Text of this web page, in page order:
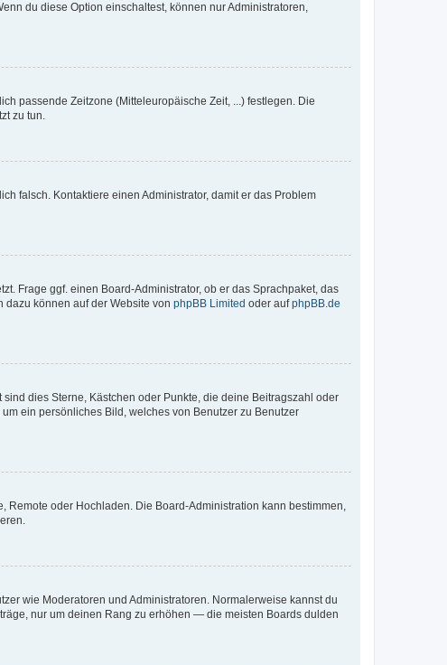
du diese Option einschaltest, können nur Administratoren,
passende Zeitzone (Mitteleuropäische Zeit, ...) festlegen. Die
zu tun.
falsch. Kontaktiere einen Administrator, damit er das Problem
Frage ggf. einen Board-Administrator, ob er das Sprachpaket, das
dazu können auf der Website von phpBB Limited oder aufphpBB.de
dies Sterne, Kästchen oder Punkte, die deine Beitragszahl oder
ein persönliches Bild, welches von Benutzer zu Benutzer
oder Hochladen. Die Board-Administration kann bestimmen,
wie Moderatoren und Administratoren. Normalerweise kannst du
nur um deinen Rang zu erhöhen — die meisten Boards dulden